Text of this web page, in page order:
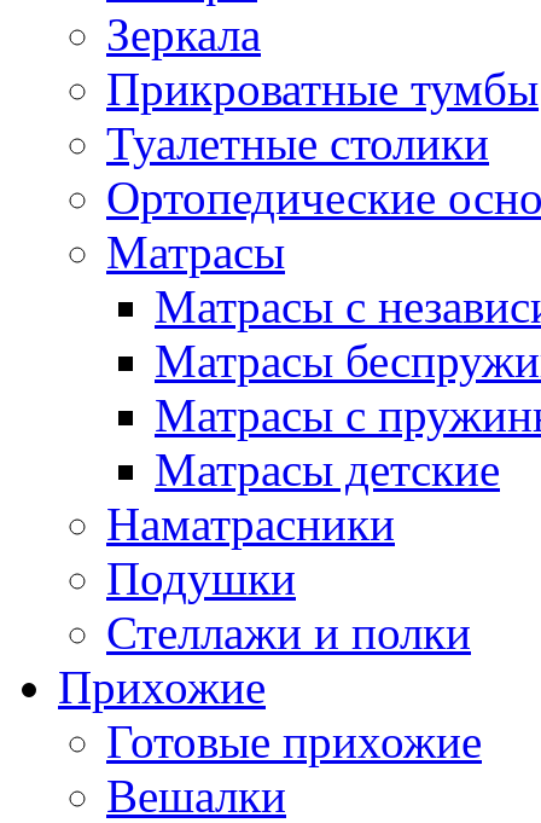
Зеркала
Прикроватные тумбы
Туалетные столики
Ортопедические
Матрасы
Матрасы с
Матрасы
Матрасы с
Матрасы детские
Наматрасники
Подушки
Стеллажи и полки
Прихожие
Готовые прихожие
Вешалки